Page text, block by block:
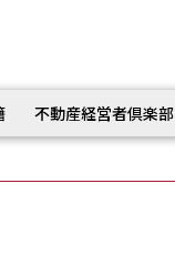
不動産経営者倶楽部